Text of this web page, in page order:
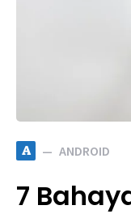
A ANDROID
7